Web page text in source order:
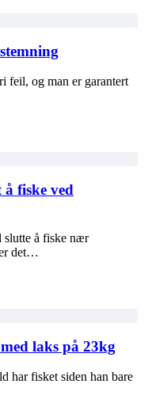
feil, og man er garantert
fiske ved
slutte å fiske nær
det…
laks på 23kg
har fisket siden han bare